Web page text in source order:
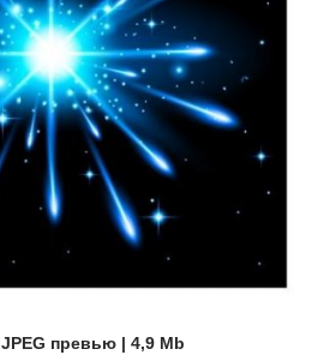
JPEG превью | 4,9 Mb